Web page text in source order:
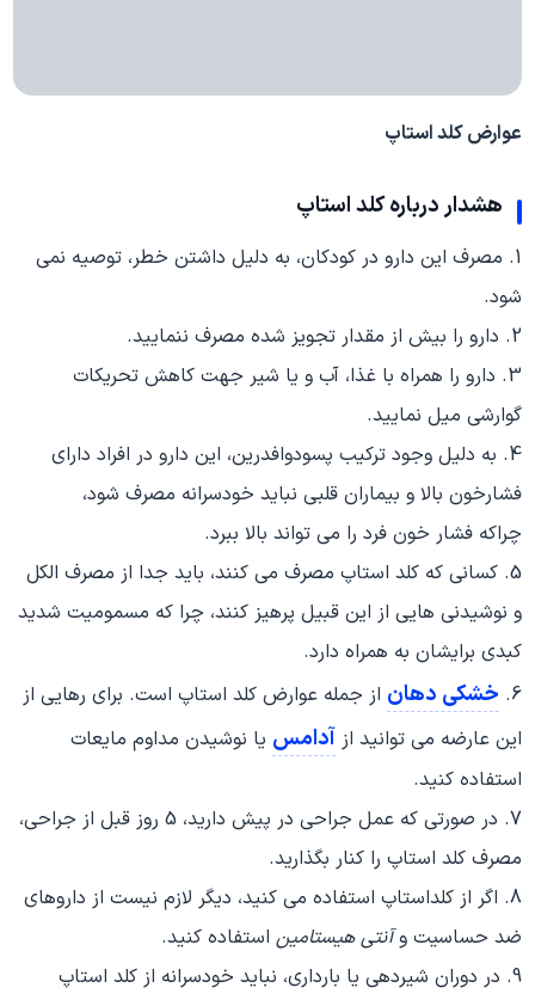
عوارض کلد استاپ
هشدار درباره کلد استاپ
1. مصرف این دارو در کودکان، به دلیل داشتن خطر، توصیه نمی
شود.
2. دارو را بیش از مقدار تجویز شده مصرف ننمایید.
3. دارو را همراه با غذا، آب و یا شیر جهت کاهش تحریکات
گوارشی میل نمایید.
4. به دلیل وجود ترکیب پسودوافدرین، این دارو در افراد دارای
فشارخون بالا و بیماران قلبی نباید خودسرانه مصرف شود،
چراکه فشار خون فرد را می تواند بالا ببرد.
5. کسانی که کلد استاپ مصرف می کنند، باید جدا از مصرف الکل
و نوشیدنی هایی از این قبیل پرهیز کنند، چرا که مسمومیت شدید
کبدی برایشان به همراه دارد.
6. خشکی دهان از جمله عوارض کلد استاپ است. برای رهایی از
این عارضه می توانید از آدامس یا نوشیدن مداوم مایعات
استفاده کنید.
7. در صورتی که عمل جراحی در پیش دارید، 5 روز قبل از جراحی،
مصرف کلد استاپ را کنار بگذارید.
8. اگر از کلداستاپ استفاده می کنید، دیگر لازم نیست از داروهای
ضد حساسیت وآنتی هیستامین استفاده کنید.
9. در دوران شیردهی یا بارداری، نباید خودسرانه از کلد استاپ